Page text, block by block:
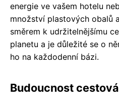
energie ve vašem hotelu
množství plastových obalů
směrem k udržitelnějšímu
planetu a je důležité se o
ho na každodenní bázi.
Budoucnost